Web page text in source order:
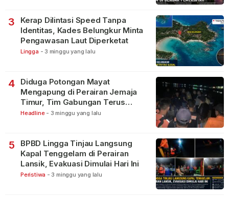
3
Kerap Dilintasi Speed Tanpa
Identitas, Kades Belungkur Minta
Pengawasan Laut Diperketat
Lingga - 3 minggu yang lalu
4
Diduga Potongan Mayat
Mengapung di Perairan Jemaja
Timur, Tim Gabungan Terus
Lakukan Pencarian
Headline - 3 minggu yang lalu
5
BPBD Lingga Tinjau Langsung
Kapal Tenggelam di Perairan
Lansik, Evakuasi Dimulai Hari Ini
Peristiwa - 3 minggu yang lalu